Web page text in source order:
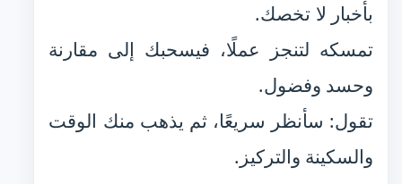
بأخبار لا تخصك.
تمسكه لتنجز عملًا، فيسحبك إلى مقارنة
وحسد وفضول.
تقول: سأنظر سريعًا، ثم يذهب منك الوقت
والسكينة والتركيز.